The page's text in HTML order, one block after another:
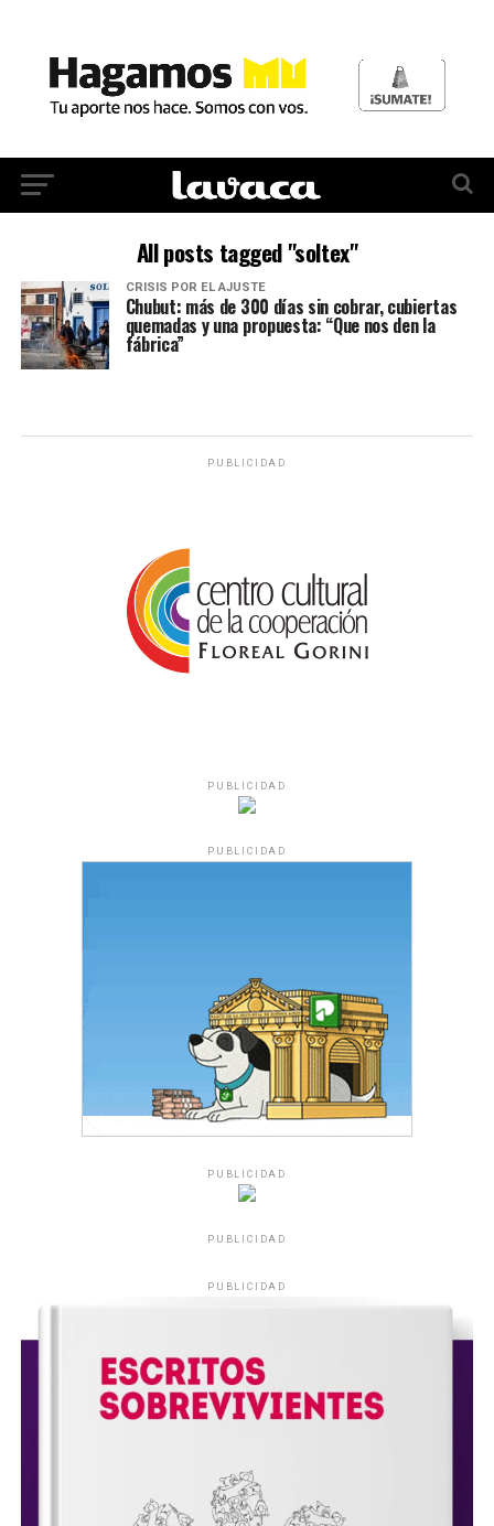
All posts tagged "soltex"
CRISIS POR EL AJUSTE
Chubut: más de 300 días sin cobrar, cubiertas
quemadas y una propuesta: “Que nos den la
fábrica”
PUBLICIDAD
PUBLICIDAD
PUBLICIDAD
PUBLICIDAD
PUBLICIDAD
PUBLICIDAD